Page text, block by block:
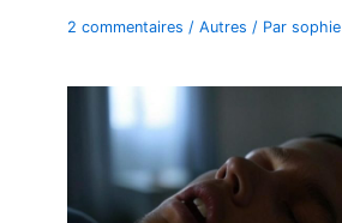
2 commentaires /Autres / Parsophie